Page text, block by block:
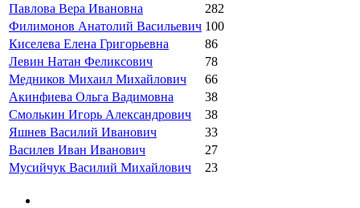
Павлова Вера Ивановна
282
Филимонов Анатолий Васильевич 100
Киселева Елена Григорьевна
86
Левин Натан Феликсович
78
Медников Михаил Михайлович
66
Акинфиева Ольга Вадимовна
38
Смолькин Игорь Александрович
38
Яшнев Василий Иванович
33
Василев Иван Иванович
27
Мусийчук Василий Михайлович
23